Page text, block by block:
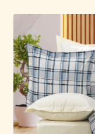
Βρεφικά Λευκά Είδη
Επικοινωνία
Επιστροφές
Η εταιρία μας